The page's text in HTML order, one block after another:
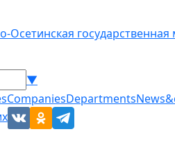
Осетинская
▼
CompaniesDepartments